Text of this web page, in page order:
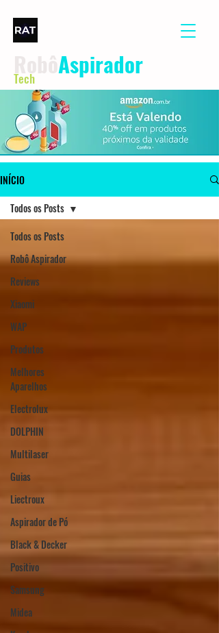
Aspirador
Tech
INÍCIO
Todos os Posts
Robô Aspirador
Reviews
Xiaomi
WAP
Produtos
Melhores
Aparelhos
Electrolux
DOLPHIN
Multilaser
Guias
Liectroux
Aspirador de Pó
Black & Decker
Positivo
Samsung
Midea
Todos os Posts